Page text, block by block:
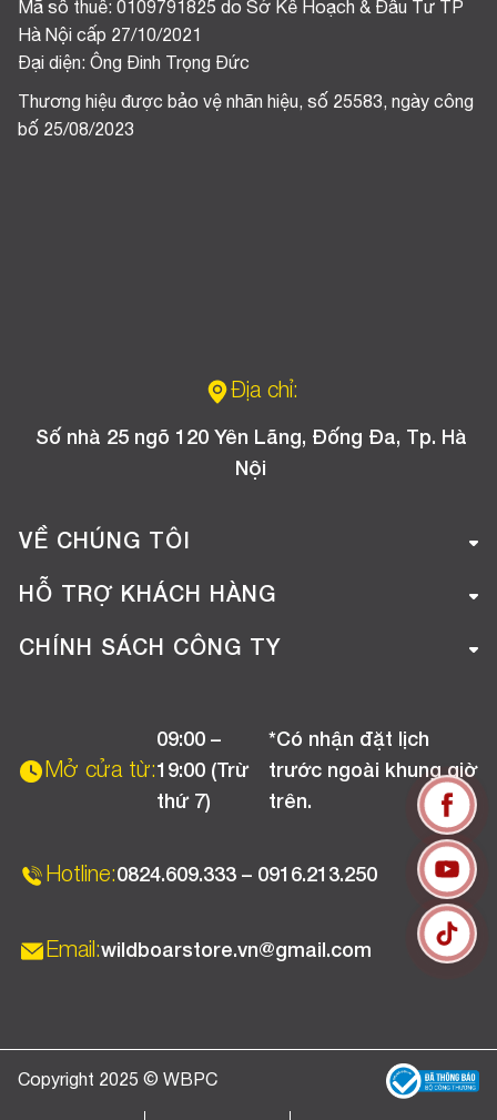
Mã số thuế: 0109791825 do Sở Kế Hoạch & Đầu Tư TP
Hà Nội cấp 27/10/2021
Đại diện: Ông Đinh Trọng Đức
Thương hiệu được bảo vệ nhãn hiệu, số 25583, ngày công
bố 25/08/2023
Địa chỉ:
Số nhà 25 ngõ 120 Yên Lãng, Đống Đa, Tp. Hà
Nội
VỀ CHÚNG TÔI
Giới thiệu công ty
Tuyển dụng
HỖ TRỢ KHÁCH HÀNG
Hướng dẫn mua hàng online
Chương trình khuyến mãi
CHÍNH SÁCH CÔNG TY
Chính sách bảo hành
Mở cửa từ:
09:00 –
19:00 (Trừ
thứ 7)
*Có nhận đặt lịch
trước ngoài khung giờ
trên.
Hotline:0824.609.333 – 0916.213.250
Email:wildboarstore.vn@gmail.com
Copyright 2025 © WBPC